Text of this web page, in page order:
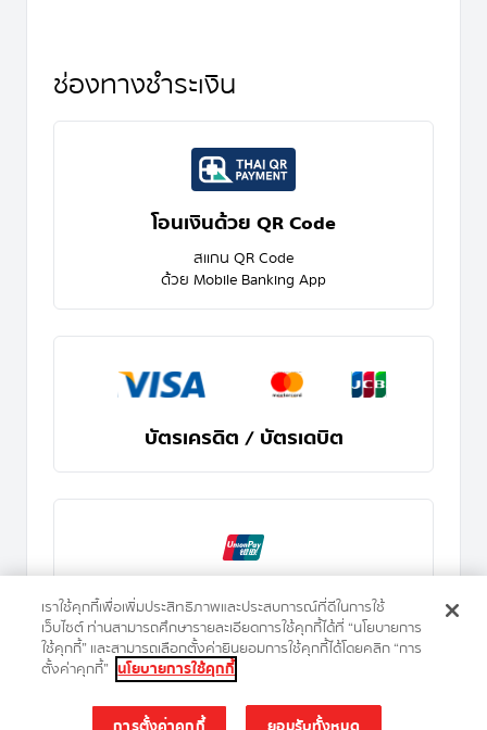
ช่องทางชำระเงิน
โอนเงินด้วย QR Code
สแกน QR Code
ด้วย Mobile Banking App
บัตรเครดิต / บัตรเดบิต
บัตร Union Pay
เราใช้คุกกี้เพื่อเพิ่มประสิทธิภาพและประสบการณ์ที่ดีในการใช้
เว็บไซต์ ท่านสามารถศึกษารายละเอียดการใช้คุกกี้ได้ที่ “นโยบายการ
ใช้คุกกี้” และสามารถเลือกตั้งค่ายินยอมการใช้คุกกี้ได้โดยคลิก “การ
ตั้งค่าคุกกี้” นโยบายการใช้คุกกี้